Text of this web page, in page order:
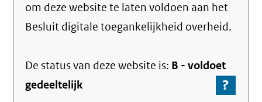
om deze website te laten voldoen aan het
Besluit digitale toegankelijkheid overheid.
De status van dezewebsite is: B -voldoet
gedeeltelijk
?